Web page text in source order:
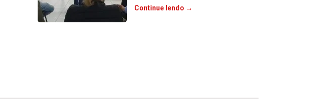
Continue lendo →